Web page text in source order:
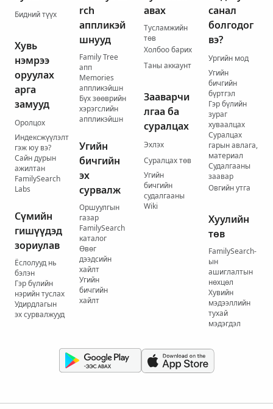
Бидний түүх
Хувь
нэмрээ
оруулах
арга
замууд
Оролцох
Индексжүүлэлт
гэж юу вэ?
Сайн дурын
ажилтан
FamilySearch
Labs
Сүмийн
гишүүдэд
зориулав
Ёслолууд нь
бэлэн
Гэр бүлийн
нэрийн туслах
Удирдлагын
эх сурвалжууд
rch
аппликэй
шнууд
Family Tree
апп
Memories
аппликэйшн
Бүх зөөврийн
хэрэгслийн
аппликэйшн
Угийн
бичгийн
эх
сурвалж
Оршуулгын
газар
FamilySearch
каталог
Өвөг
дээдсийн
хайлт
Угийн
бичгийн
хайлт
авах
Тусламжийн
төв
Холбоо барих
Таны аккаунт
Зааварчи
лгаа ба
суралцах
Эхлэх
Суралцах төв
Угийн
бичгийн
судалгааны
Wiki
санал
болгодог
вэ?
Ургийн мод
Угийн
бичгийн
бүртгэл
Гэр бүлийн
зураг
хуваалцах
Суралцах
гарын авлага,
материал
Судалгааны
заавар
Овгийн утга
Хуулийн
төв
FamilySearch-
ын
ашиглалтын
нөхцөл
Хувийн
мэдээллийн
тухай
мэдэгдэл